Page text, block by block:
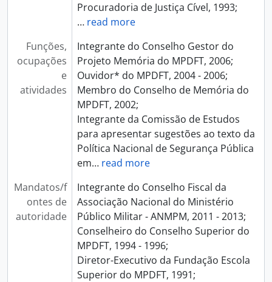
Procuradoria de Justiça Cível, 1993;
… read more
Funções,
ocupações
e
atividades
Integrante do Conselho Gestor do
Projeto Memória do MPDFT, 2006;
Ouvidor* do MPDFT, 2004 - 2006;
Membro do Conselho de Memória do
MPDFT, 2002;
Integrante da Comissão de Estudos
para apresentar sugestões ao texto da
Política Nacional de Segurança Pública
em… read more
Mandatos/f
ontes de
autoridade
Integrante do Conselho Fiscal da
Associação Nacional do Ministério
Público Militar - ANMPM, 2011 - 2013;
Conselheiro do Conselho Superior do
MPDFT, 1994 - 1996;
Diretor-Executivo da Fundação Escola
Superior do MPDFT, 1991;